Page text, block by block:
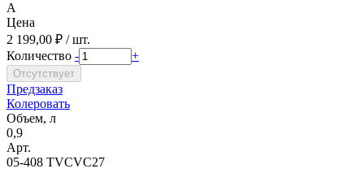
A
Цена
2 199,00 ₽ / шт.
Количество - +
Предзаказ
Колеровать
Объем, л
0,9
Арт.
05-408 TVCVC27